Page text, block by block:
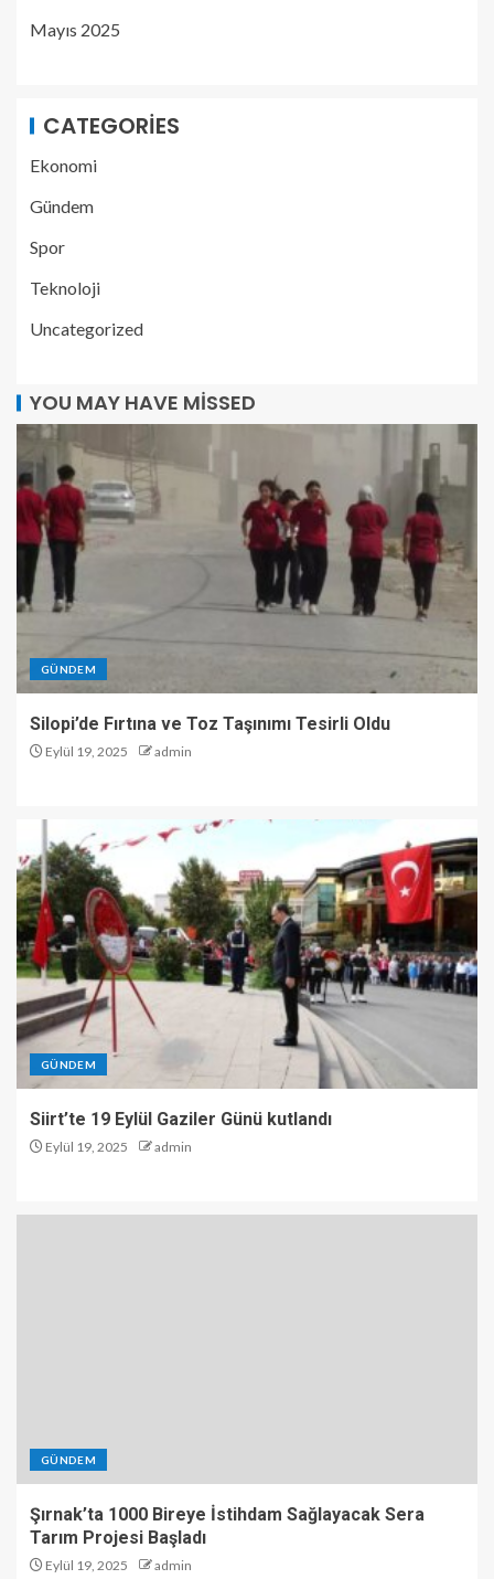
Mayıs 2025
CATEGORIES
Ekonomi
Gündem
Spor
Teknoloji
Uncategorized
YOU MAY HAVE MISSED
GÜNDEM
Silopi’de Fırtına ve Toz Taşınımı Tesirli Oldu
Eylül 19, 2025 admin
GÜNDEM
Siirt’te 19 Eylül Gaziler Günü kutlandı
Eylül 19, 2025 admin
GÜNDEM
Şırnak’ta 1000 Bireye İstihdam Sağlayacak Sera
Tarım Projesi Başladı
Eylül 19, 2025 admin